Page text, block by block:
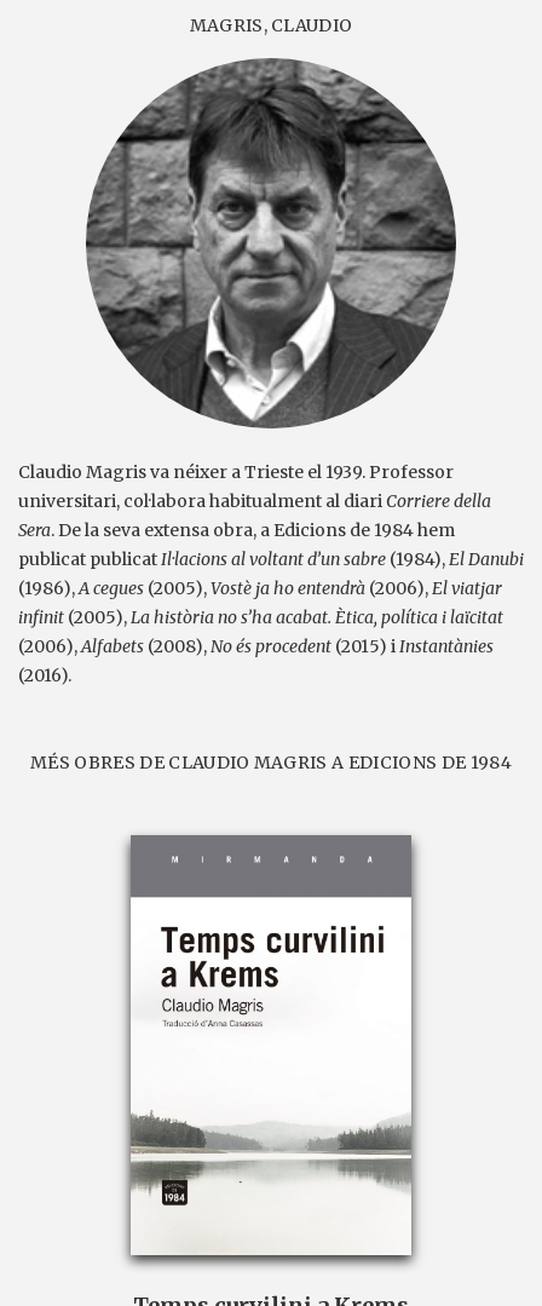
MAGRIS, CLAUDIO
Claudio Magris va néixer a Trieste el 1939. Professor
universitari, col·labora habitualment al diariCorriere della
Sera. De la seva extensa obra, a Edicions de 1984 hem
publicat publicatIl·lacions al voltant d’un sabre (1984),El Danubi
(1986),A cegues (2005),Vostè ja ho entendrà (2006),El viatjar
infinit (2005),La història no s’ha acabat. Ètica, política i laïcitat
(2006),Alfabets (2008),No és procedent (2015) iInstantànies
(2016).
MÉS OBRES DE CLAUDIO MAGRIS A EDICIONS DE 1984